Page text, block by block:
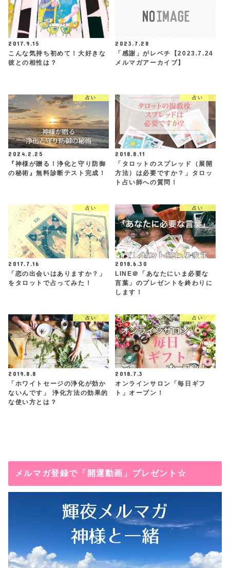
2017.9.15
こんな気持ち初めて！大好きな
彼との相性は？
2023.7.28
「感謝」がレベチ【2023.7.24
メルマガアーカイブ】
占い
2024.2.25
『神様が贈る！浄化と守り防御
の秘術』無料診断テスト完成！
占い
2018.8.11
「タロットのスプレッド（展開
方法）は必要ですか？」タロッ
ト占い師への質問！
占い
2017.7.16
「恋の出会いはありますか？」
をタロットで占ってみた！
占い
2018.6.30
LINE＠「あなたにいま必要な
言葉」のプレゼントを終わりに
します！
占い
2019.8.8
「ホワイトセージの浄化が効か
ないんです」 浄化方法の効果的
な使い方とは？
占い
2018.7.3
オンラインサロン「毎日ギフ
ト」オープン！
メルマガ登録で「開運動画」プレゼント☆